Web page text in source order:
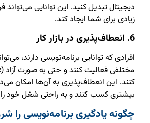
دیجیتال تبدیل کنید. این توانایی می‌تواند
زیادی برای شما ایجاد کند.
6. انعطاف‌پذیری در بازار کار
افرادی که توانایی برنامه‌نویسی دارند،
کنند. این انعطاف‌پذیری به آن‌ها امکان
بیشتری کسب کنند و به راحتی شغل خود را
چگونه یادگیری برنامه‌نویسی را